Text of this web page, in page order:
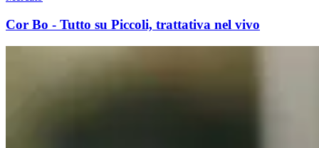
Cor Bo - Tutto su Piccoli, trattativa nel vivo